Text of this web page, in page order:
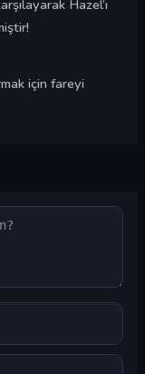
Hazel’ı
için fareyi